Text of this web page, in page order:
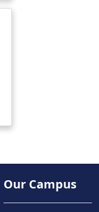
Our Campus